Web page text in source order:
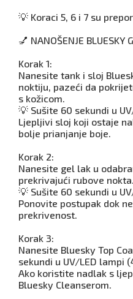
💡 Koraci 5, 6 i 7 su
💅 NANOŠENJE BLUESKY
Korak 1:
Nanesite tank i sloj
noktiju, pazeći da
s kožicom.
💡 Sušite 60 sekundi u
Ljepljivi sloj koji ostaje
bolje prianjanje boje.
Korak 2:
Nanesite gel lak u
prekrivajući rubove nokta.
💡 Sušite 60 sekundi u
Ponovite postupak dok
prekrivenost.
Korak 3:
Nanesite Bluesky Top
sekundi u UV/LED lampi
Ako koristite nadlak s
Bluesky Cleanserom.